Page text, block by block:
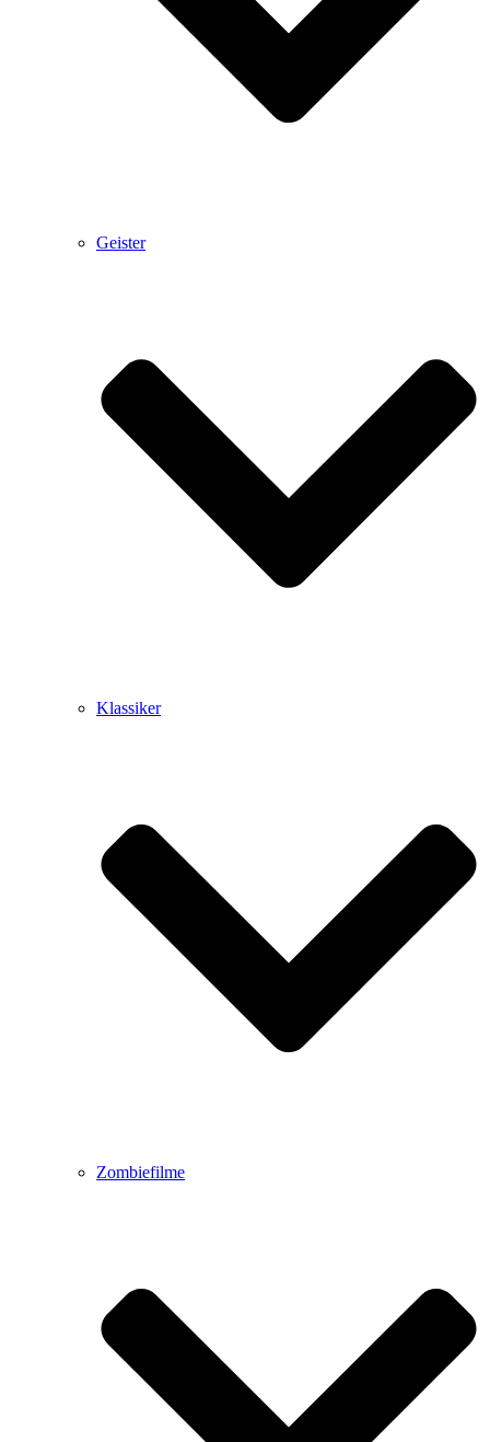
Geister
Klassiker
Zombiefilme